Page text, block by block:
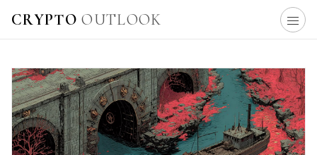
CRYPTOOUTLOOK